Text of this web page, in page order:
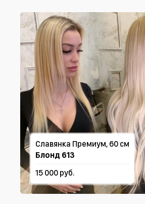
Славянка Премиум, 60 см
Блонд 613
15 000 руб.